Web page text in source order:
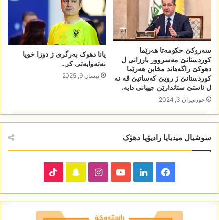
سەروکێ حکومەتا ھەرێما
کوردستانێ مەسروور بارزانی ل
دھوکێ راگەھاند مخابن ھەرێما
کوردستانێ ژ رویێ کەساتیێ ڤە نە
ل ئاستێ ستاندارێن جیھانی دایە.
حوزه‌یران 3, 2024
یانا دھوک بەرگری ژ دوزا خویا
نەتەوایەتی کر…
نیسان 9, 2025
سوشیال میدیایا رادیۆیا دھۆک
Facebook
LinkedIn
YouTube
Instagram
Snapchat